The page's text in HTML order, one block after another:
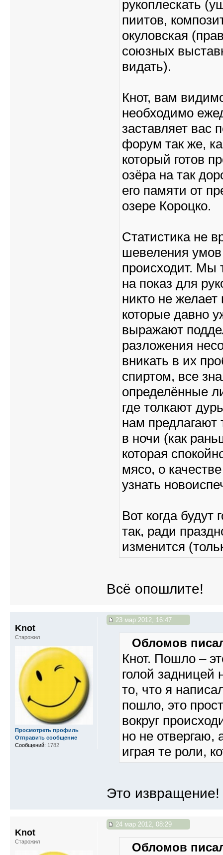
рукоплескать
пиитов,
окуловская
союзных
видать).
Кнот, вам
необходимо
заставляет вас
форум так же,
который готов
озёра на так
его памяти от
озере Короцко.
Статистика не
шевеления умов
происходит. Мы
на показ для
никто не
которые давно
выражают
разложения
вникать в их
спиртом, все
определённые
где толкают
нам предлагают
в ночи (как
которая
мясо, о
узнать
Вот когда будут
так, ради
изменится
Всё опошлите!
23 мар 2012, 16:47
Обломов
Кнот. Пошло –
голой
то, что я
пошло, это
вокруг
но не отвергаю,
играя те роли,
Это извращение!
Knot
Старожил
Просмотреть профиль
Отправить сообщение
Сообщений: 1782
24 мар 2012, 08:29
Обломов
Knot
Старожил